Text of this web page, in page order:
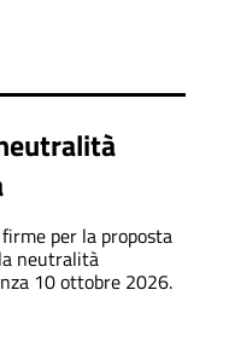
per la proposta
neutralità
10 ottobre 2026.